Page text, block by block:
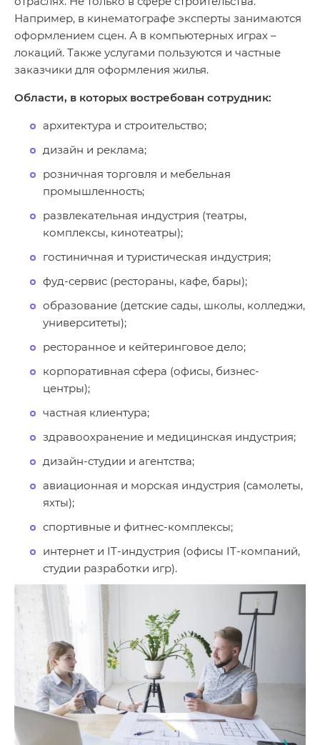
Например, в кинематографе эксперты занимаются
оформлением сцен. А в компьютерных играх –
локаций. Также услугами пользуются и частные
заказчики для оформления жилья.
Области, в которых востребован сотрудник:
архитектура и строительство;
дизайн и реклама;
розничная торговля и мебельная
промышленность;
развлекательная индустрия (театры,
комплексы, кинотеатры);
гостиничная и туристическая индустрия;
фуд-сервис (рестораны, кафе, бары);
образование (детские сады, школы, колледжи,
университеты);
ресторанное и кейтеринговое дело;
корпоративная сфера (офисы, бизнес-
центры);
частная клиентура;
здравоохранение и медицинская индустрия;
дизайн-студии и агентства;
авиационная и морская индустрия (самолеты,
яхты);
спортивные и фитнес-комплексы;
интернет и IT-индустрия (офисы IT-компаний,
студии разработки игр).